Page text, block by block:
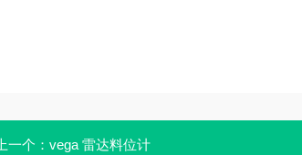
上一个： vega 雷达料位计